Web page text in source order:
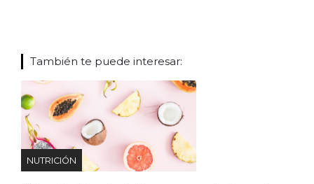
También te puede interesar:
NUTRICIÓN